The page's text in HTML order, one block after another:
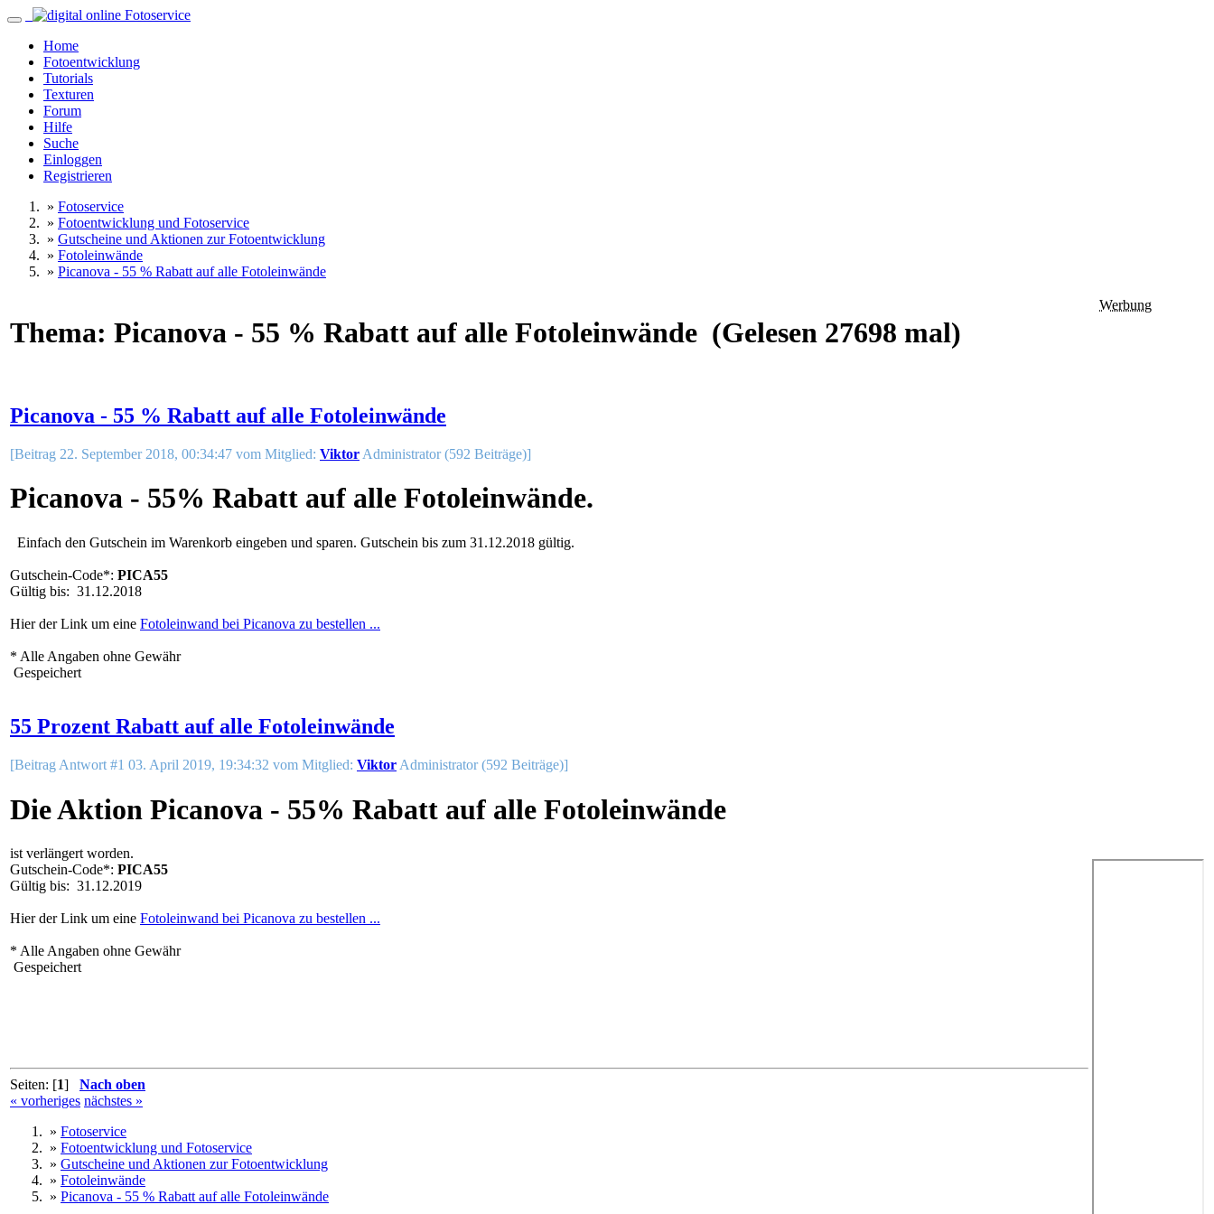
Home
Fotoentwicklung
Tutorials
Texturen
Forum
Hilfe
Suche
Einloggen
Registrieren
» Fotoservice
» Fotoentwicklung und Fotoservice
» Gutscheine und Aktionen zur Fotoentwicklung
» Fotoleinwände
» Picanova - 55 % Rabatt auf alle Fotoleinwände
Thema: Picanova - 55 % Rabatt auf alle Fotoleinwände (Gelesen 27698 mal)
Picanova - 55 % Rabatt auf alle Fotoleinwände
[Beitrag 22. September 2018, 00:34:47 vom Mitglied: Viktor Administrator (592 Beiträge)]
Picanova - 55% Rabatt auf alle Fotoleinwände.
Einfach den Gutschein im Warenkorb eingeben und sparen. Gutschein bis zum 31.12.2018 gültig.
Gutschein-Code*: PICA55
Gültig bis: 31.12.2018
Hier der Link um eine Fotoleinwand bei Picanova zu bestellen ...
* Alle Angaben ohne Gewähr
Gespeichert
55 Prozent Rabatt auf alle Fotoleinwände
[Beitrag Antwort #1 03. April 2019, 19:34:32 vom Mitglied: Viktor Administrator (592 Beiträge)]
Die Aktion Picanova - 55% Rabatt auf alle Fotoleinwände
ist verlängert worden.
Gutschein-Code*: PICA55
Gültig bis: 31.12.2019
Hier der Link um eine Fotoleinwand bei Picanova zu bestellen ...
* Alle Angaben ohne Gewähr
Gespeichert
Seiten: [1] Nach oben
« vorheriges nächstes »
» Fotoservice
» Fotoentwicklung und Fotoservice
» Gutscheine und Aktionen zur Fotoentwicklung
» Fotoleinwände
» Picanova - 55 % Rabatt auf alle Fotoleinwände
Werbung